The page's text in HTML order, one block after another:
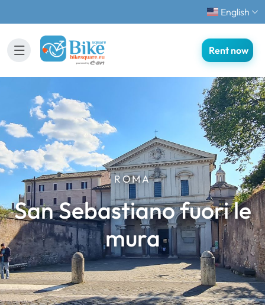
English
Rent now
ROMA
San Sebastiano fuori le
mura